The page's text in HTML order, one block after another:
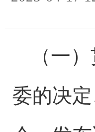
（一
委的决定